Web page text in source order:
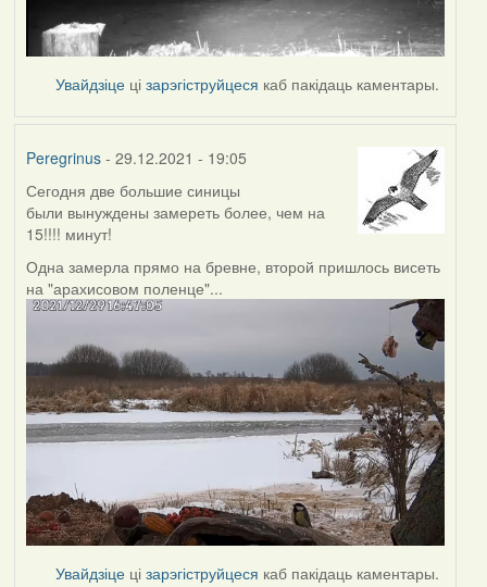
Увайдзіце цізарэгіструйцеся каб пакідаць каментары.
Peregrinus- 29.12.2021 - 19:05
Сегодня две большие синицы
были вынуждены замереть более, чем на
15!!!! минут!
Одна замерла прямо на бревне, второй пришлось висеть
на "арахисовом поленце"...
Увайдзіце цізарэгіструйцеся каб пакідаць каментары.